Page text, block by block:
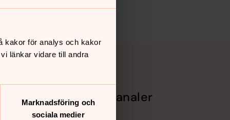
kakor för analys och kakor
länkar vidare till andra
Marknadsföring och
sociala medier
Sociala kanaler